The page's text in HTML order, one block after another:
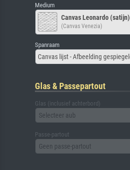
Medium
Canvas Leonardo (satijn)
(Canvas Venezia)
Spanraam
Glas & Passepartout
Glas (inclusief achterbord)
Selecteer aub
Passe-partout
Geen passe-partout